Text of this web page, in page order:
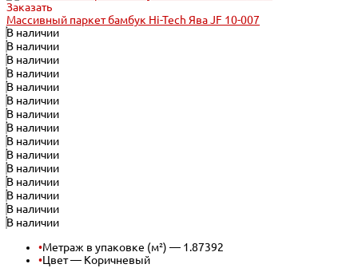
Заказать
Массивный паркет бамбук Hi-Tech Ява JF 10-007
В наличии
В наличии
В наличии
В наличии
В наличии
В наличии
В наличии
В наличии
В наличии
В наличии
В наличии
В наличии
В наличии
В наличии
В наличии
•Метраж в упаковке (м²) — 1.87392
•Цвет — Коричневый